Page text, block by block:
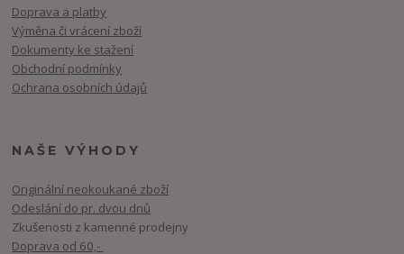
Doprava a platby
Výměna či vrácení zboží
Dokumenty ke stažení
Obchodní podmínky
Ochrana osobních údajů
NAŠE VÝHODY
Originální neokoukané zboží
Odeslání do pr. dvou dnů
Zkušenosti z kamenné prodejny
Doprava od 60,-